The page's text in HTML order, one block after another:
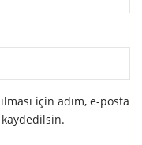
için adım, e-posta